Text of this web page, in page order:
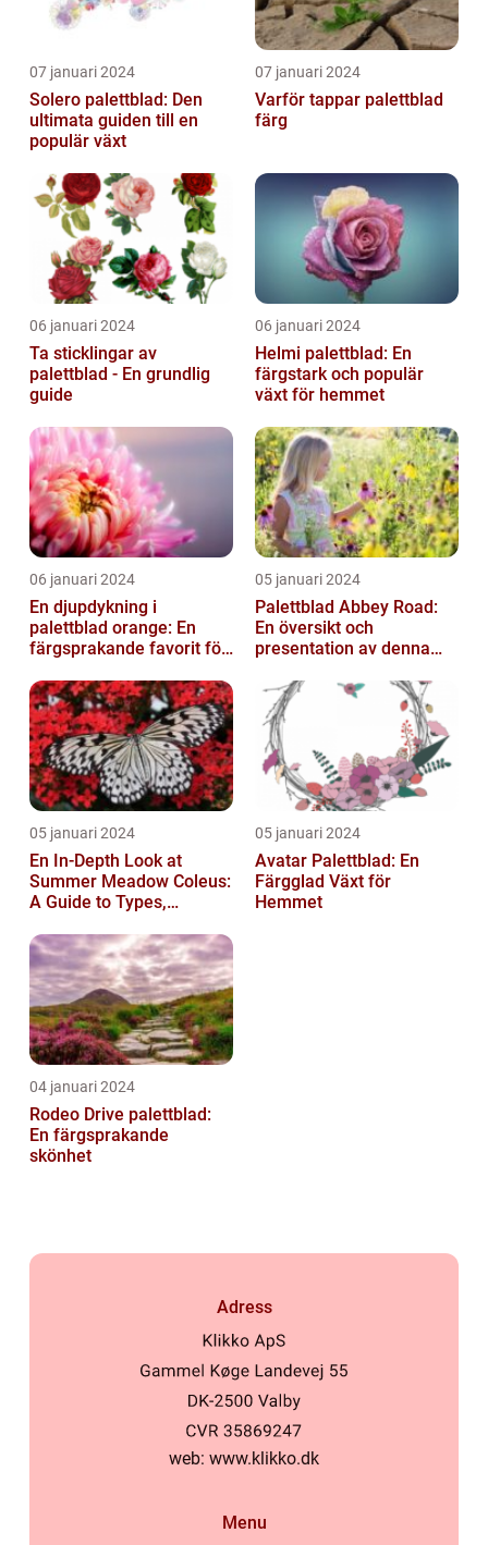
07 januari 2024
Solero palettblad: Den
ultimata guiden till en
populär växt
07 januari 2024
Varför tappar palettblad
färg
06 januari 2024
Ta sticklingar av
palettblad - En grundlig
guide
06 januari 2024
Helmi palettblad: En
färgstark och populär
växt för hemmet
06 januari 2024
En djupdykning i
palettblad orange: En
färgsprakande favorit för
05 januari 2024
Palettblad Abbey Road:
En översikt och
presentation av denna
05 januari 2024
En In-Depth Look at
Summer Meadow Coleus:
A Guide to Types,
Historical Signific...
05 januari 2024
Avatar Palettblad: En
Färgglad Växt för
Hemmet
04 januari 2024
Rodeo Drive palettblad:
En färgsprakande
skönhet
Adress
web: www.klikko.dk
Menu